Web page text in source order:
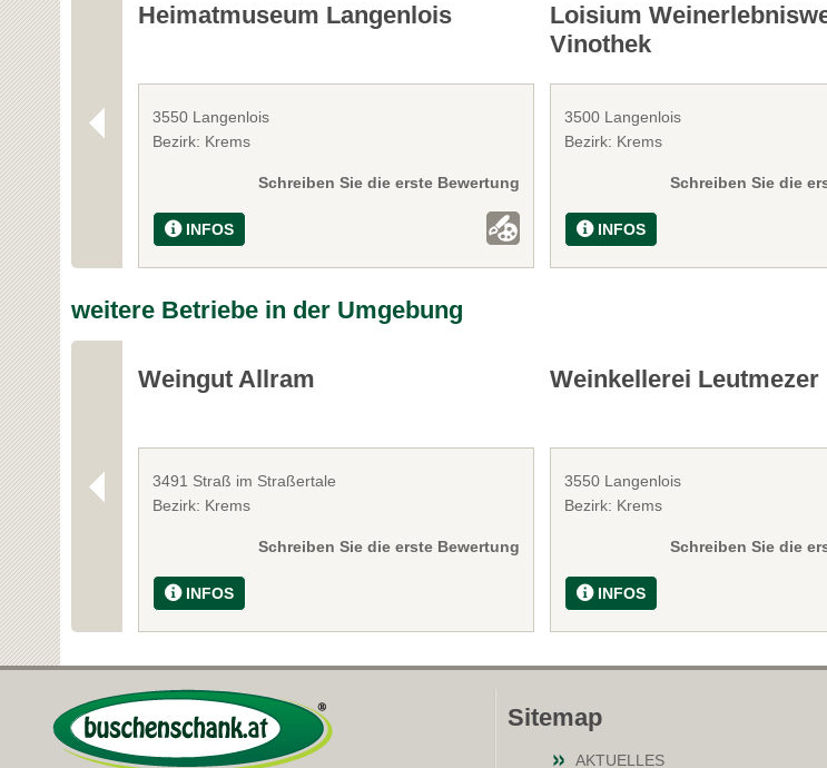
Heimatmuseum Langenlois
3550 Langenlois
Bezirk: Krems
Schreiben Sie die erste Bewertung
INFOS
Loisium
Vinothek
3500 Langenlois
Bezirk: Krems
Schreiben Sie die
INFOS
weitere Betriebe in der Umgebung
Weingut Allram
3491 Straß im Straßertale
Bezirk: Krems
Schreiben Sie die erste Bewertung
INFOS
Weinkellerei Leutmezer
3550 Langenlois
Bezirk: Krems
Schreiben Sie die
INFOS
Sitemap
AKTUELLES